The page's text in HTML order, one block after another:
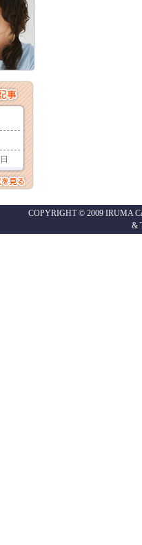
COPYRIGHT © 2009 IRUMA
&